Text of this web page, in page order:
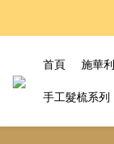
首頁 施華
手工髮梳系列